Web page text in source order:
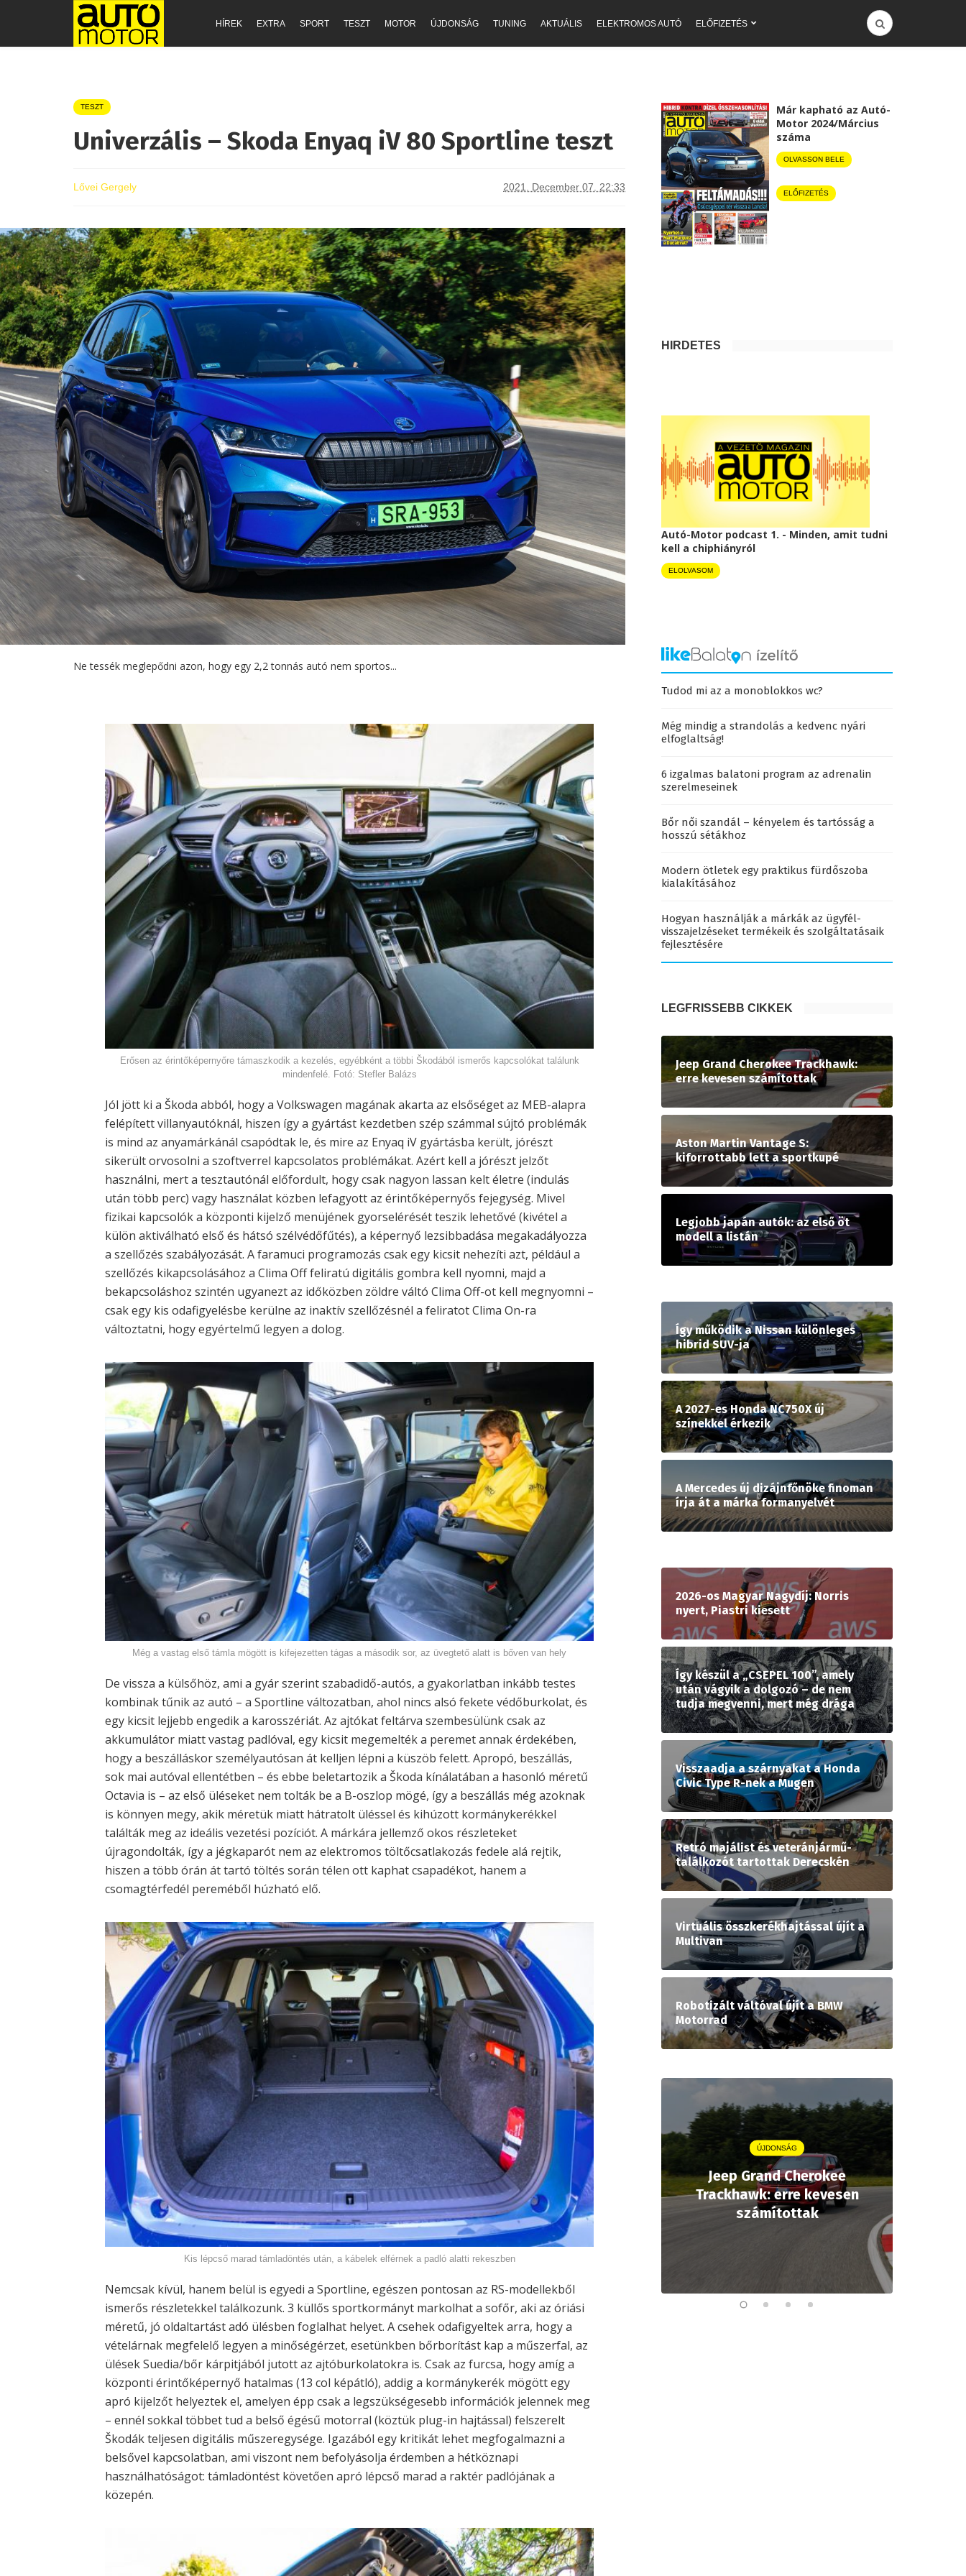
HÍREK EXTRA SPORT TESZT MOTOR ÚJDONSÁG TUNING AKTUÁLIS ELEKTROMOS AUTÓ ELŐFIZETÉS
TESZT
Univerzális – Skoda Enyaq iV 80 Sportline teszt
Lővei Gergely 2021. December 07. 22:33
Ne tessék meglepődni azon, hogy egy 2,2 tonnás autó nem sportos...
Erősen az érintőképernyőre támaszkodik a kezelés, egyébként a többi Škodából ismerős kapcsolókat találunk
mindenfelé. Fotó: Stefler Balázs
Jól jött ki a Škoda abból, hogy a Volkswagen magának akarta az elsőséget az MEB-alapra
felépített villanyautóknál, hiszen így a gyártást kezdetben szép számmal sújtó problémák
is mind az anyamárkánál csapódtak le, és mire az Enyaq iV gyártásba került, jórészt
sikerült orvosolni a szoftverrel kapcsolatos problémákat. Azért kell a jórészt jelzőt
használni, mert a tesztautónál előfordult, hogy csak nagyon lassan kelt életre (indulás
után több perc) vagy használat közben lefagyott az érintőképernyős fejegység. Mivel
fizikai kapcsolók a központi kijelző menüjének gyorselérését teszik lehetővé (kivétel a
külön aktiválható első és hátsó szélvédőfűtés), a képernyő lezsibbadása megakadályozza
a szellőzés szabályozását. A faramuci programozás csak egy kicsit nehezíti azt, például a
szellőzés kikapcsolásához a Clima Off feliratú digitális gombra kell nyomni, majd a
bekapcsoláshoz szintén ugyanezt az időközben zöldre váltó Clima Off-ot kell megnyomni –
csak egy kis odafigyelésbe kerülne az inaktív szellőzésnél a feliratot Clima On-ra
változtatni, hogy egyértelmű legyen a dolog.
Még a vastag első támla mögött is kifejezetten tágas a második sor, az üvegtető alatt is bőven van hely
De vissza a külsőhöz, ami a gyár szerint szabadidő-autós, a gyakorlatban inkább testes
kombinak tűnik az autó – a Sportline változatban, ahol nincs alsó fekete védőburkolat, és
egy kicsit lejjebb engedik a karosszériát. Az ajtókat feltárva szembesülünk csak az
akkumulátor miatt vastag padlóval, egy kicsit megemelték a peremet annak érdekében,
hogy a beszálláskor személyautósan át kelljen lépni a küszöb felett. Apropó, beszállás,
sok mai autóval ellentétben – és ebbe beletartozik a Škoda kínálatában a hasonló méretű
Octavia is – az első üléseket nem tolták be a B-oszlop mögé, így a beszállás még azoknak
is könnyen megy, akik méretük miatt hátratolt üléssel és kihúzott kormánykerékkel
találták meg az ideális vezetési pozíciót. A márkára jellemző okos részleteket
újragondolták, így a jégkaparót nem az elektromos töltőcsatlakozás fedele alá rejtik,
hiszen a több órán át tartó töltés során télen ott kaphat csapadékot, hanem a
csomagtérfedél pereméből húzható elő.
Kis lépcső marad támladöntés után, a kábelek elférnek a padló alatti rekeszben
Nemcsak kívül, hanem belül is egyedi a Sportline, egészen pontosan az RS-modellekből
ismerős részletekkel találkozunk. 3 küllős sportkormányt markolhat a sofőr, aki az óriási
méretű, jó oldaltartást adó ülésben foglalhat helyet. A csehek odafigyeltek arra, hogy a
vételárnak megfelelő legyen a minőségérzet, esetünkben bőrborítást kap a műszerfal, az
ülések Suedia/bőr kárpitjából jutott az ajtóburkolatokra is. Csak az furcsa, hogy amíg a
központi érintőképernyő hatalmas (13 col képátló), addig a kormánykerék mögött egy
apró kijelzőt helyeztek el, amelyen épp csak a legszükségesebb információk jelennek meg
– ennél sokkal többet tud a belső égésű motorral (köztük plug-in hajtással) felszerelt
Škodák teljesen digitális műszeregysége. Igazából egy kritikát lehet megfogalmazni a
belsővel kapcsolatban, ami viszont nem befolyásolja érdemben a hétköznapi
használhatóságot: támladöntést követően apró lépcső marad a raktér padlójának a
közepén.
Már kapható az Autó-
Motor 2024/Március
száma
OLVASSON BELE
ELŐFIZETÉS
HIRDETÉS
Autó-Motor podcast 1. - Minden, amit tudni
kell a chiphiányról
ELOLVASOM
Tudod mi az a monoblokkos wc?
Még mindig a strandolás a kedvenc nyári
elfoglaltság!
6 izgalmas balatoni program az adrenalin
szerelmeseinek
Bőr női szandál – kényelem és tartósság a
hosszú sétákhoz
Modern ötletek egy praktikus fürdőszoba
kialakításához
Hogyan használják a márkák az ügyfél-
visszajelzéseket termékeik és szolgáltatásaik
fejlesztésére
LEGFRISSEBB CIKKEK
Jeep Grand Cherokee Trackhawk:
erre kevesen számítottak
Aston Martin Vantage S:
kiforrottabb lett a sportkupé
Legjobb japán autók: az első öt
modell a listán
Így működik a Nissan különleges
hibrid SUV-ja
A 2027-es Honda NC750X új
színekkel érkezik
A Mercedes új dizájnfőnöke finoman
írja át a márka formanyelvét
2026-os Magyar Nagydíj: Norris
nyert, Piastri kiesett
Így készül a „CSEPEL 100”, amely
után vágyik a dolgozó – de nem
tudja megvenni, mert még drága
Visszaadja a szárnyakat a Honda
Civic Type R-nek a Mugen
Retró majálist és veteránjármű-
találkozót tartottak Derecskén
Virtuális összkerékhajtással újít a
Multivan
Robotizált váltóval újít a BMW
Motorrad
ÚJDONSÁG
Jeep Grand Cherokee
Trackhawk: erre kevesen
számítottak